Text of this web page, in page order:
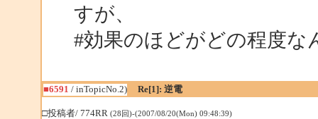
すが、
#効果のほどがどの程度な
■6591 / inTopicNo.2) Re[1]: 逆電
□投稿者/ 774RR (28回)-(2007/08/20(Mon) 09:48:39)